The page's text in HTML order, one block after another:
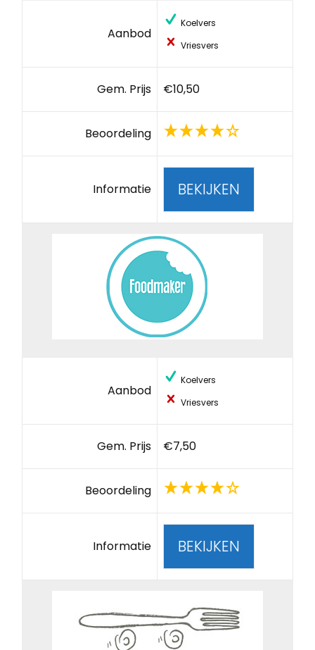
Aanbod
Koelvers
Vriesvers
Gem. Prijs €10,50
Beoordeling
Informatie BEKIJKEN
Aanbod
Koelvers
Vriesvers
Gem. Prijs €7,50
Beoordeling
Informatie BEKIJKEN